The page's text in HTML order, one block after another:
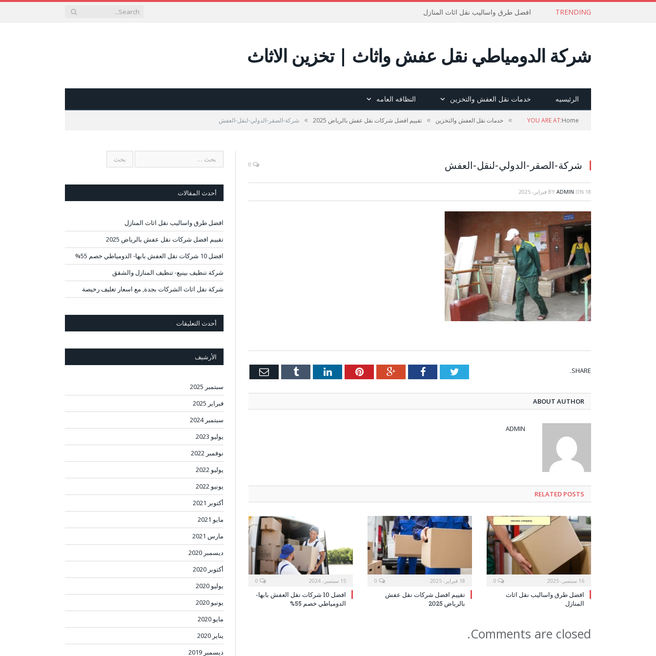
TRENDING افضل طرق واساليب نقل اثاث المنازل
شركة الدومياطي نقل عفش واثاث | تخزين الاثاث
الرئيسيه خدمات نقل العفش والتخزين النظافه العامه
YOU ARE AT:Home
» خدمات نقل العفش والتخزين » تقييم افضل شركات نقل عفش بالرياض 2025 » شركة-الصقر-الدولي-لنقل-العفش
شركة-الصقر-الدولي-لنقل-العفش
BY ADMIN ON 18 فبراير، 2025
SHARE.
Twitter
Facebook
Google+
Pinterest
LinkedIn
Tumblr
Email
ABOUT AUTHOR
ADMIN
RELATED POSTS
16 سبتمبر، 2025
افضل طرق واساليب نقل اثاث
المنازل
18 فبراير، 2025
تقييم افضل شركات نقل عفش
بالرياض 2025
15 سبتمبر، 2024
افضل 10 شركات نقل العفش بابها-
الدومياطي خصم 55%
Comments are closed.
أحدث المقالات
افضل طرق واساليب نقل اثاث المنازل
تقييم افضل شركات نقل عفش بالرياض 2025
افضل 10 شركات نقل العفش بابها- الدومياطي خصم 55%
شركة تنظيف بينبع- تنظيف المنازل والشقق
شركة نقل اثاث الشركات بجدة, مع اسعار تغليف رخيصة
أحدث التعليقات
الأرشيف
سبتمبر 2025
فبراير 2025
سبتمبر 2024
يوليو 2023
نوفمبر 2022
يوليو 2022
يونيو 2022
أكتوبر 2021
مايو 2021
مارس 2021
ديسمبر 2020
أكتوبر 2020
يوليو 2020
يونيو 2020
مايو 2020
يناير 2020
ديسمبر 2019